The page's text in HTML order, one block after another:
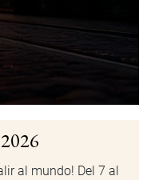
al mundo! Del 7 al